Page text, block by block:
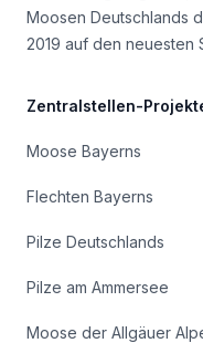
Moosen Deutschlands
2019 auf den neuesten
Zentralstellen-
Moose Bayerns
Flechten Bayerns
Pilze Deutschlands
Pilze am Ammersee
Moose der Allgäuer